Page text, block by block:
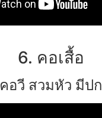
6. คอเสื้อ
คอวี สวมหัว มีปก